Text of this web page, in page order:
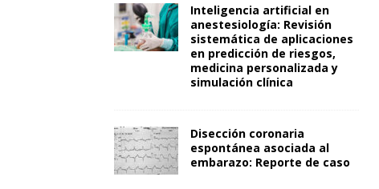
Inteligencia artificial en
anestesiología: Revisión
sistemática de aplicaciones
en predicción de riesgos,
medicina personalizada y
simulación clínica
Disección coronaria
espontánea asociada al
embarazo: Reporte de caso